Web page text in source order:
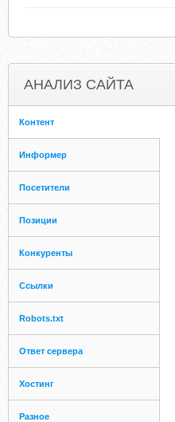
АНАЛИЗ САЙТА
Контент
Информер
Посетители
Позиции
Конкуренты
Ссылки
Robots.txt
Ответ сервера
Хостинг
Разное